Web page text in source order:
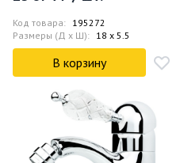
Код товара: 195272
Размеры (Д x Ш): 18 x 5.5
В корзину